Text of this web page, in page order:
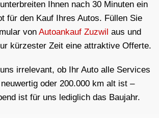
Ihnen nach 30 Minuten ein
für den Kauf Ihres Autos. Füllen Sie
von Autoankauf Zuzwil aus und
kürzester Zeit eine attraktive Offerte.
irrelevant, ob Ihr Auto alle Services
oder 200.000 km alt ist –
ist für uns lediglich das Baujahr.